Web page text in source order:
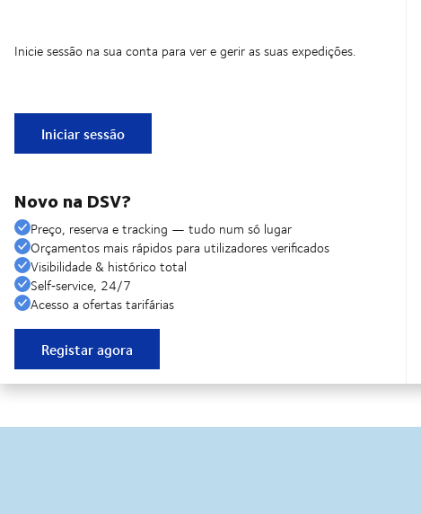
Inicie sessão na sua conta para ver e gerir as suas expedições.
Iniciar sessão
Novo na DSV?
Preço, reserva e tracking — tudo num só lugar
Orçamentos mais rápidos para utilizadores verificados
Visibilidade & histórico total
Self‑service, 24/7
Acesso a ofertas tarifárias
Registar agora